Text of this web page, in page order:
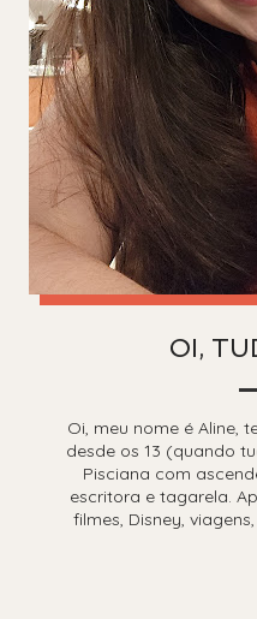
OI,
Oi, meu nome é Aline,
desde os 13 (quando
Pisciana com
escritora e tagarela.
filmes, Disney,